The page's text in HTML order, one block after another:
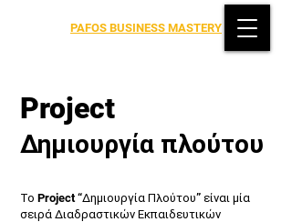
PAFOS BUSINESS MASTERY
Project
Δημιουργία πλούτου
Το Project “Δημιουργία Πλούτου” είναι μία
σειρά Διαδραστικών Εκπαιδευτικών